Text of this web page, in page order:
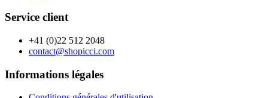
Service client
+41 (0)22 512 2048
contact@shopicci.com
Informations légales